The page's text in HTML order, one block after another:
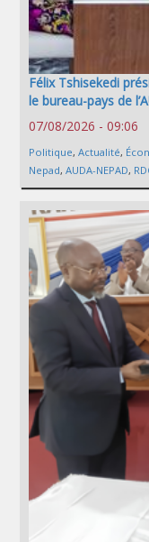
Félix Tshisekedi
le bureau-pays de
07/08/2026 - 09:06
Politique, Actualité,
Nepad, AUDA-NEPAD,